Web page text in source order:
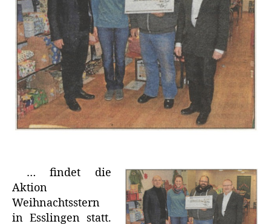
… findet die
Aktion
Weihnachtsstern
in Esslingen statt.